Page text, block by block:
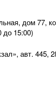
дом 77,
до 15:00)
авт. 445,